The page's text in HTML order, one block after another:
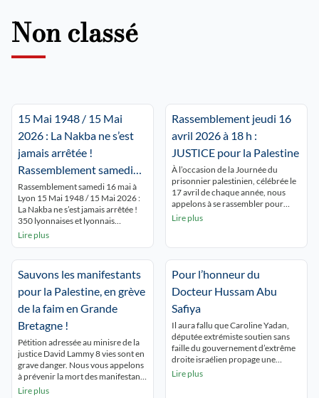
Non classé
15 Mai 1948 / 15 Mai
2026 : La Nakba ne s’est
jamais arrêtée !
Rassemblement samedi
16 mai à Lyon Place de la
République 15 h.
Rassemblement samedi 16 mai à
Lyon 15 Mai 1948 / 15 Mai 2026 :
La Nakba ne s’est jamais arrêtée !
350 lyonnaises et lyonnais
commémorent la NAKBA
avec toi ! ». Les passants du centre
ville découvrent les nombreux
panneaux […]
Lire plus
Rassemblement jeudi 16
avril 2026 à 18 h :
JUSTICE pour la Palestine
À l’occasion de la Journée du
prisonnier palestinien, célébrée le
17 avril de chaque année, nous
appelons à se rassembler pour
rendre hommage à tous les
les barreaux israéliens. Dans la
situation de génocide à Gaza, de
terreur coloniale en Cisjordanie, la
prisonniers palestiniens est […]
Lire plus
Sauvons les manifestants
pour la Palestine, en grève
de la faim en Grande
Bretagne !
Pétition adressée au minisre de la
justice David Lammy 8 vies sont en
grave danger. Nous vous appelons
à prévenir la mort des manifestants
en grève de la faim. Les grévistes
Lire plus
Pour l’honneur du
Docteur Hussam Abu
Safiya
Il aura fallu que Caroline Yadan,
députée extrémiste soutien sans
faille du gouvernement d’extrême
droite israélien propage une
immonde « fakenews » pour
Lire plus